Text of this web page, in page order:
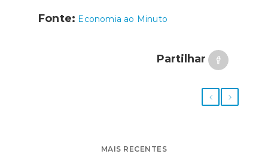
Fonte: Economia ao Minuto
Partilhar
MAIS RECENTES